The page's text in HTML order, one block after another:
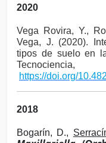
2020
Vega Rovira, Y.,
Vega, J. (2020).
tipos de suelo en
https://doi.org/
2018
Bogarín, D.,